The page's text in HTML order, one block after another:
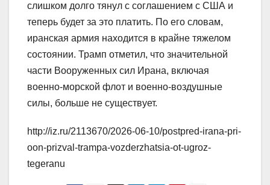
слишком долго тянул с соглашением с США и
теперь будет за это платить. По его словам,
иранская армия находится в крайне тяжелом
состоянии. Трамп отметил, что значительной
части Вооруженных сил Ирана, включая
военно-морской флот и военно-воздушные
силы, больше не существует.
http://iz.ru/2113670/2026-06-10/postpred-irana-pri-
oon-prizval-trampa-vozderzhatsia-ot-ugroz-
tegeranu